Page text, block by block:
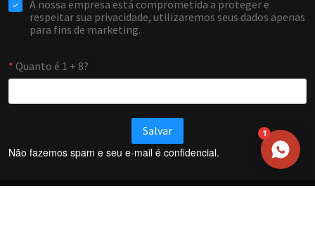
Não fazemos spam e seu e-mail é confidencial.
WHATSAPP / TELEFONE
1